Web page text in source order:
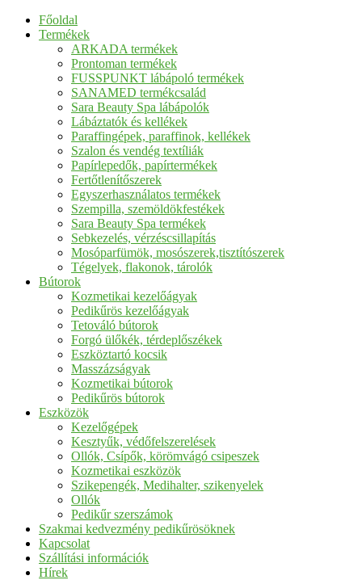
Főoldal
Termékek
ARKADA termékek
Prontoman termékek
FUSSPUNKT lábápoló termékek
SANAMED termékcsalád
Sara Beauty Spa lábápolók
Lábáztatók és kellékek
Paraffingépek, paraffinok, kellékek
Szalon és vendég textíliák
Papírlepedők, papírtermékek
Fertőtlenítőszerek
Egyszerhasználatos termékek
Szempilla, szemöldökfestékek
Sara Beauty Spa termékek
Sebkezelés, vérzéscsillapítás
Mosóparfümök, mosószerek,tisztítószerek
Tégelyek, flakonok, tárolók
Bútorok
Kozmetikai kezelőágyak
Pedikűrös kezelőágyak
Tetováló bútorok
Forgó ülőkék, térdeplőszékek
Eszköztartó kocsik
Masszázságyak
Kozmetikai bútorok
Pedikűrös bútorok
Eszközök
Kezelőgépek
Kesztyűk, védőfelszerelések
Ollók, Csípők, körömvágó csipeszek
Kozmetikai eszközök
Szikepengék, Medihalter, szikenyelek
Ollók
Pedikűr szerszámok
Szakmai kedvezmény pedikűrösöknek
Kapcsolat
Szállítási információk
Hírek